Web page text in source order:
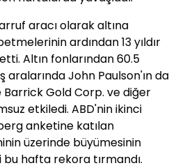
aracı olarak altına
ardından 13 yıldır
Altın fonlarından 60.5
aralarında John Paulson'ın da
Barrick Gold Corp. ve diğer
etkiledi. ABD'nin ikinci
anketine katılan
üzerinde büyümesinin
bu hafta rekora tırmandı.